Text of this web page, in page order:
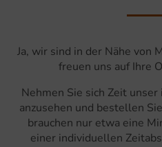
Ja, wir sind in der Nähe von
freuen uns auf Ihre
Nehmen Sie sich Zeit
anzusehen und bestellen
brauchen nur etwa eine
einer individuellen